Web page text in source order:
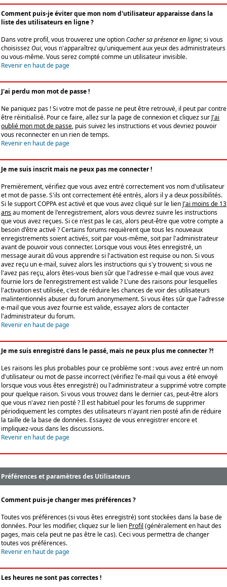
Comment puis-je éviter que mon nom d'utilisateur apparaisse dans la
liste des utilisateurs en ligne ?
Dans votre profil, vous trouverez une optionCacher sa présence en ligne; si vous
choisissezOui, vous n'apparaîtrez qu'uniquement aux yeux des administrateurs
ou vous-même. Vous serez compté comme un utilisateur invisible.
Revenir en haut de page
J'ai perdu mon mot de passe !
Ne paniquez pas ! Si votre mot de passe ne peut être retrouvé, il peut par contre
être réinitialisé. Pour ce faire, allez sur la page de connexion et cliquez sur J'ai
oublié mon mot de passe, puis suivez les instructions et vous devriez pouvoir
vous reconnecter en un rien de temps.
Revenir en haut de page
Je me suis inscrit mais ne peux pas me connecter !
Premièrement, vérifiez que vous avez entré correctement vos nom d'utilisateur
et mot de passe. S'ils ont correctement été entrés, alors il y a deux possibilités.
Si le support COPPA est activé et que vous avez cliqué sur le lien J'ai moins de 13
ansau moment de l'enregistrement, alors vous devrez suivre les instructions
que vous avez reçues. Si ce n'est pas le cas, alors peut-être que votre compte a
besoin d'être activé ? Certains forums requièrent que tous les nouveaux
enregistrements soient activés, soit par vous-même, soit par l'administrateur
avant de pouvoir vous connecter. Lorsque vous vous êtes enregistré, un
message aurait dû vous apprendre si l'activation est requise ou non. Si vous
avez reçu un e-mail, suivez alors les instructions qui s'y trouvent; si vous ne
l'avez pas reçu, alors êtes-vous bien sûr que l'adresse e-mail que vous avez
fournie lors de l'enregistrement est valide ? L'une des raisons pour lesquelles
l'activation est utilisée, c'est de réduire les chances de voir des utilisateurs
malintentionnés abuser du forum anonymement. Si vous êtes sûr que l'adresse
e-mail que vous avez fournie est valide, essayez alors de contacter
l'administrateur du forum.
Revenir en haut de page
Je me suis enregistré dans le passé, mais ne peux plus me connecter ?!
Les raisons les plus probables pour ce problème sont : vous avez entré un nom
d'utilisateur ou mot de passe incorrect (vérifiez l'e-mail qui vous a été envoyé
lorsque vous vous êtes enregistré) ou l'administrateur a supprimé votre compte
pour quelque raison. Si vous vous trouvez dans le dernier cas, peut-être alors
que vous n'avez rien posté ? Il est habituel pour les forums de supprimer
périodiquement les comptes des utilisateurs n'ayant rien posté afin de réduire
la taille de la base de données. Essayez de vous enregistrer encore et
impliquez-vous dans les discussions.
Revenir en haut de page
Préférences et paramètres des Utilisateurs
Comment puis-je changer mes préférences ?
Toutes vos préférences (si vous êtes enregistré) sont stockées dans la base de
données. Pour les modifier, cliquez sur le lien Profil (généralement en haut des
pages, mais cela peut ne pas être le cas). Ceci vous permettra de changer
toutes vos préférences.
Revenir en haut de page
Les heures ne sont pas correctes !